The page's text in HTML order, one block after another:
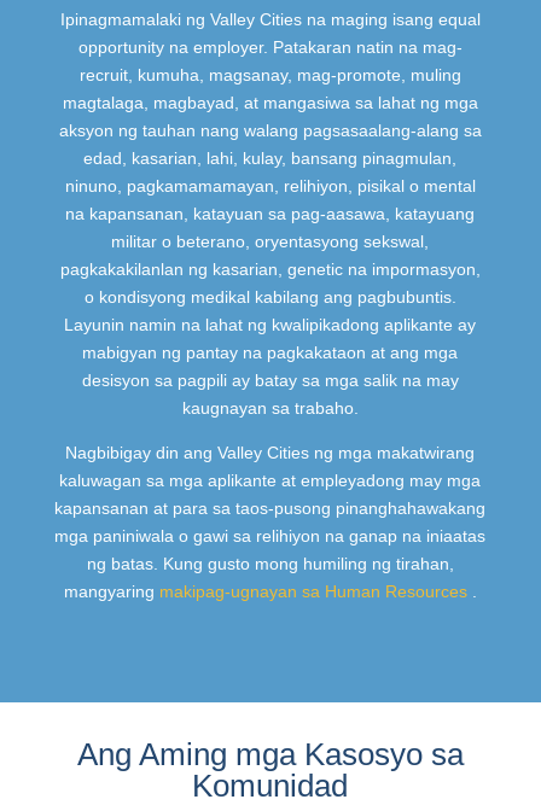
Ipinagmamalaki ng Valley Cities na maging isang equal
opportunity na employer. Patakaran natin na mag-
recruit, kumuha, magsanay, mag-promote, muling
magtalaga, magbayad, at mangasiwa sa lahat ng mga
aksyon ng tauhan nang walang pagsasaalang-alang sa
edad, kasarian, lahi, kulay, bansang pinagmulan,
ninuno, pagkamamamayan, relihiyon, pisikal o mental
na kapansanan, katayuan sa pag-aasawa, katayuang
militar o beterano, oryentasyong sekswal,
pagkakakilanlan ng kasarian, genetic na impormasyon,
o kondisyong medikal kabilang ang pagbubuntis.
Layunin namin na lahat ng kwalipikadong aplikante ay
mabigyan ng pantay na pagkakataon at ang mga
desisyon sa pagpili ay batay sa mga salik na may
kaugnayan sa trabaho.
Nagbibigay din ang Valley Cities ng mga makatwirang
kaluwagan sa mga aplikante at empleyadong may mga
kapansanan at para sa taos-pusong pinanghahawakang
mga paniniwala o gawi sa relihiyon na ganap na iniaatas
ng batas. Kung gusto mong humiling ng tirahan,
mangyaring makipag-ugnayan sa Human Resources.
Ang Aming mga Kasosyo sa
Komunidad